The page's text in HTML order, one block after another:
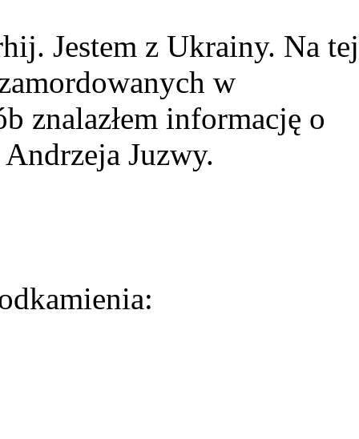
Jestem z Ukrainy. Na tej
w
znalazłem informację o
Juzwy.